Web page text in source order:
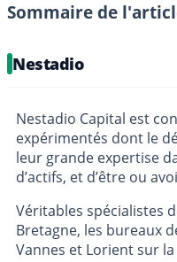
Sommaire de
Nestadio
Nestadio Capital est
expérimentés dont le
leur grande expertise
d’actifs, et d’être ou
Véritables spécialistes
Bretagne, les bureaux
Vannes et Lorient sur la